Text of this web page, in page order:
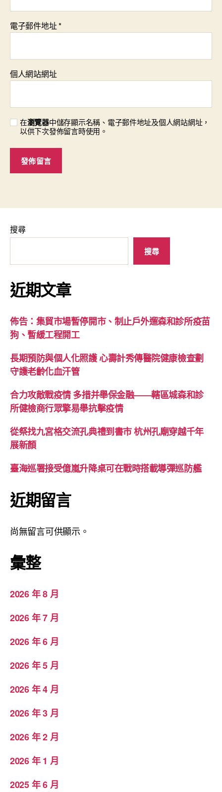
電子郵件地址*
個人網站網址
在瀏覽器中儲存顯示名稱、電子郵件地址及個人網站網址，
以供下次發佈留言時使用。
搜尋
搜尋
近期文章
佈告：集貿市場暫停開市、制止戶外遛森和診所疫苗
狗、暫緩工程開工
長期預防與個人化照護 心壽計秀傳醫院健康檢查劃
守護老齡化血汗管
合力攻敵戰疫情 多措并舉保金融——轄區城森和診
所健檢商行眾擎易舉抗擊疫情
從祭找九宮格交流孔典禮到書市 杭州孔廟穿越千年
展新顏
臺海巡署接受億嵐升降桌可在戰時搭載導彈巡防艦
近期留言
尚無留言可供顯示。
彙整
2026 年 8 月
2026 年 7 月
2026 年 6 月
2026 年 5 月
2026 年 4 月
2026 年 3 月
2026 年 2 月
2026 年 1 月
2025 年 6 月